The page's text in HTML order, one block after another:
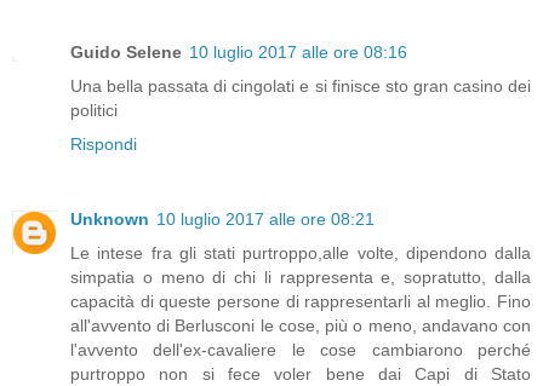
Guido Selene 10 luglio 2017 alle ore 08:16
Una bella passata di cingolati e si finisce sto gran casino dei
politici
Rispondi
Unknown 10 luglio 2017 alle ore 08:21
Le intese fra gli stati purtroppo,alle volte, dipendono dalla
simpatia o meno di chi li rappresenta e, sopratutto, dalla
capacità di queste persone di rappresentarli al meglio. Fino
all'avvento di Berlusconi le cose, più o meno, andavano con
l'avvento dell'ex-cavaliere le cose cambiarono perché
purtroppo non si fece voler bene dai Capi di Stato